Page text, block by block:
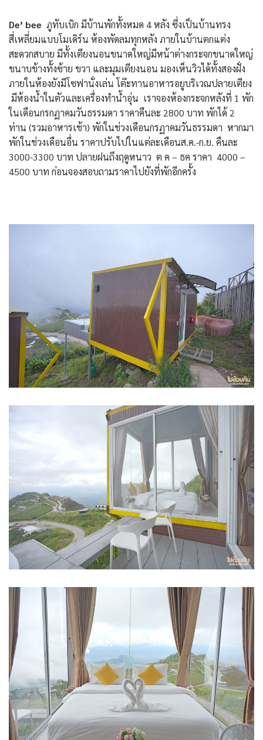
De’ bee ภูทับเบิก มีบ้านพักทั้งหมด 4 หลัง ซึ่งเป็นบ้านทรง
สี่เหลี่ยมแบบโมเดิร์น ห้องพัดลมทุกหลัง ภายในบ้านตกแต่ง
สะดวกสบาย มีทั้งเตียงนอนขนาดใหญ่มีหน้าต่างกระจกขนาดใหญ่
ขนาบข้างทั้งซ้าย ขวา และมุมเตียงนอน มองเห็นวิวได้ทั้งสองฝั่ง
ภายในห้องยังมีโซฟานั่งเล่น โต๊ะทานอาหารอยูบริเวณปลายเตียง
มีห้องน้ำในตัวและเครื่องทำน้ำอุ่น เราจองห้องกระจกหลังที่ 1 พัก
ในเดือนกรกฏาคมวันธรรมดา ราคาคืนละ 2800 บาท พักได้ 2
ท่าน (รวมอาหารเช้า) พักในช่วงเดือนกรฏาคมวันธรรมดา หากมา
พักในช่วงเดือนอื่น ราคาปรับไปในแต่ละเดือนส.ค.-ก.ย. คืนละ
3000-3300 บาท ปลายฝนถึงฤดูหนาว ต ค – ธค ราคา 4000 –
4500 บาท ก่อนจองสอบถามราคาไปยังที่พักอีกครั้ง